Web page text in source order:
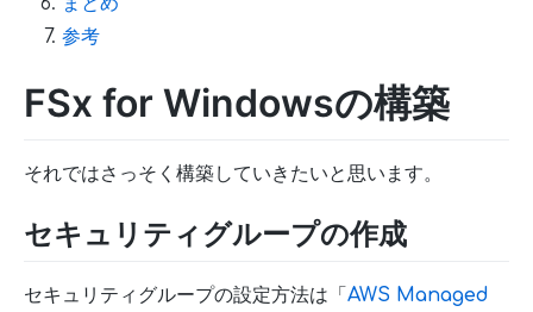
参考
FSx for Windowsの構築
それではさっそく構築していきたいと思います。
セキュリティグループの作成
セキュリティグループの設定方法は「 AWS Managed